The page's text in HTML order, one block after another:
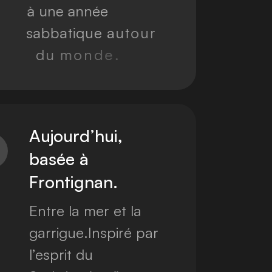
à une année
sabbatique autour
du monde.
Aujourd’hui,
basée à
Frontignan.
Entre la mer et la
garrigue.Inspiré par
l’esprit du